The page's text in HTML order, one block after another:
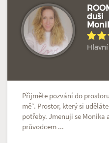
duši
Přijměte pozvání do
mě“. Prostor, který si
potřeby. Jmenuji se Monika
průvodcem ...